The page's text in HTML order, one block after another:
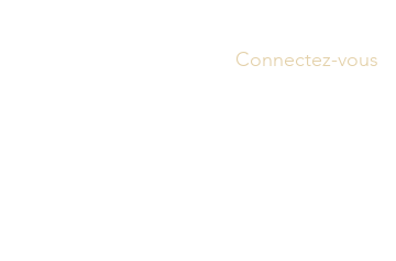
Connectez-vous